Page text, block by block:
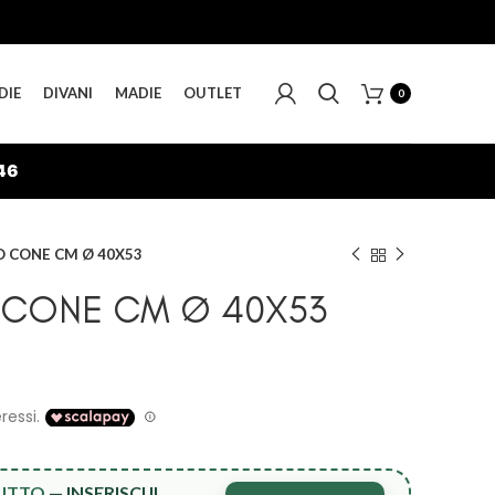
DIVANI MADIE OUTLET 0
CONE CM Ø 40X53
CONE CM Ø 40X53